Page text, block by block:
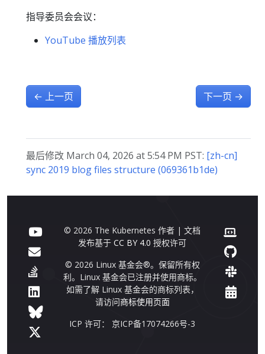
指导委员会会议：
YouTube 播放列表
← 上一页 下一页 →
最后修改 March 04, 2026 at 5:54 PM PST: [zh-cn]
sync 2019 blog files structure (069361b1de)
© 2026 The Kubernetes 作者 | 文档
发布基于CC BY 4.0 授权许可
© 2026 Linux 基金会®。保留所有权
利。Linux 基金会已注册并使用商标。
如需了解 Linux 基金会的商标列表，
请访问商标使用页面
ICP 许可： 京ICP备17074266号-3